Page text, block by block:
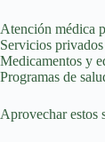
Atención médica
Servicios
Medicamentos y
Programas de
Aprovechar estos